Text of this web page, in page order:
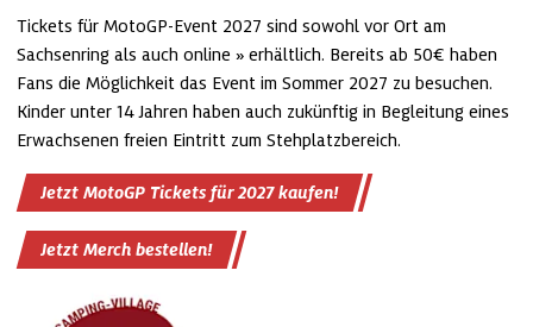
Tickets für MotoGP-Event 2027 sind sowohl vor Ort am
Sachsenring als auch online
erhältlich. Bereits ab 50€ haben
Fans die Möglichkeit das Event im Sommer 2027 zu besuchen.
Kinder unter 14 Jahren haben auch zukünftig in Begleitung eines
Erwachsenen freien Eintritt zum Stehplatzbereich.
Jetzt MotoGP Tickets für 2027 kaufen!
Jetzt Merch bestellen!